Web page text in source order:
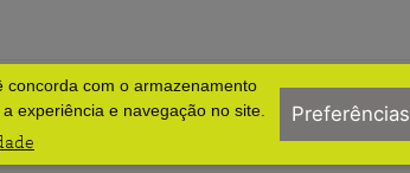
concorda com o armazenamento
experiência e navegação no site.
Preferências
de privacidade Políticas do HNSD